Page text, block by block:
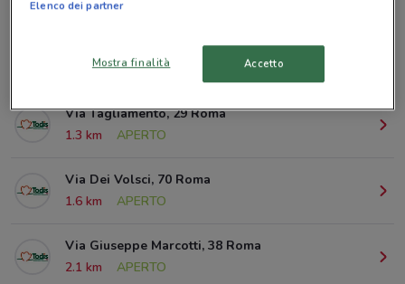
587 m
APERTO
Via Costantino Corvisieri, 2/A Roma
999 m
APERTO
Via Tagliamento, 29 Roma
1.3 km
APERTO
Via Dei Volsci, 70 Roma
1.6 km
APERTO
Via Giuseppe Marcotti, 38 Roma
2.1 km
APERTO
Elenco dei partner
Mostra finalità Accetto